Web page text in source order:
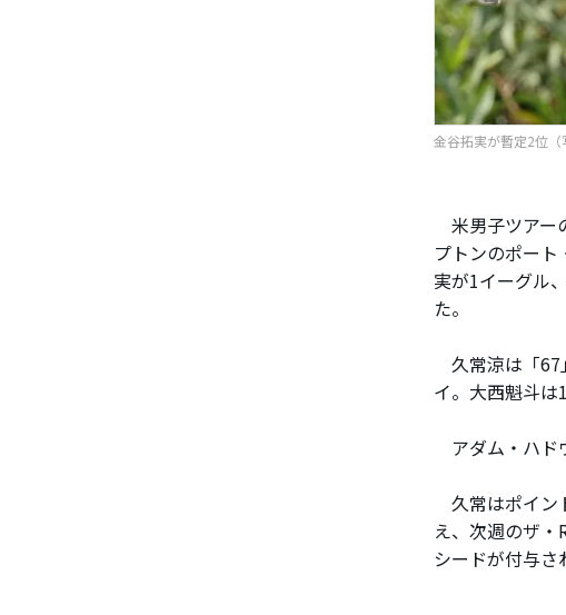
金谷拓実が暫定2位（
米男子ツアー
プトンのポー
実が1イーグル
た。
久常涼は「67
イ。大西魁斗は
アダム・ハド
久常はポイン
え、次週のザ
シードが付与さ